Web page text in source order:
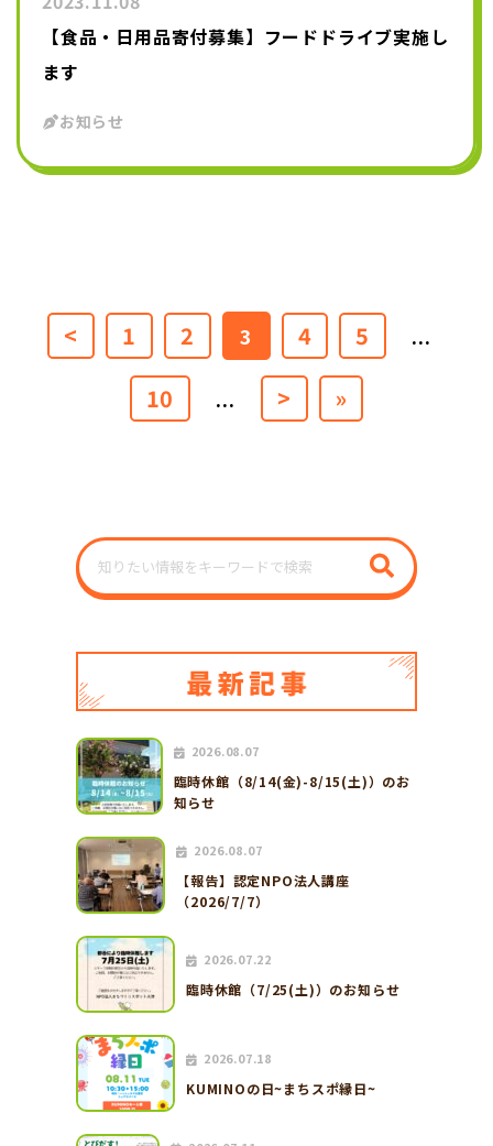
【食品・日用品寄付募集】フードドライブ実施し
ます
お知らせ
< 1 2 3 4 5 ...
10 ... > »
2026.08.07
臨時休館（8/14(金)-8/15(土)）のお
知らせ
2026.08.07
【報告】認定NPO法人講座
（2026/7/7）
2026.07.22
臨時休館（7/25(土)）のお知らせ
2026.07.18
KUMINOの日~まちスポ縁日~